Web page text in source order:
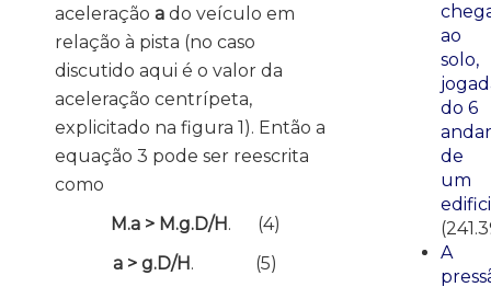
aceleração a do veículo em
relação à pista (no caso
discutido aqui é o valor da
aceleração centrípeta,
explicitado na figura 1). Então a
equação 3 pode ser reescrita
como
M.a > M.g.D/H. (4)
a > g.D/H. (5)
ao
solo,
do 6
andar
de
um
A